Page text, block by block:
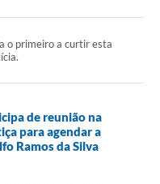
o primeiro a curtir esta
de reunião na
para agendar a
Ramos da Silva